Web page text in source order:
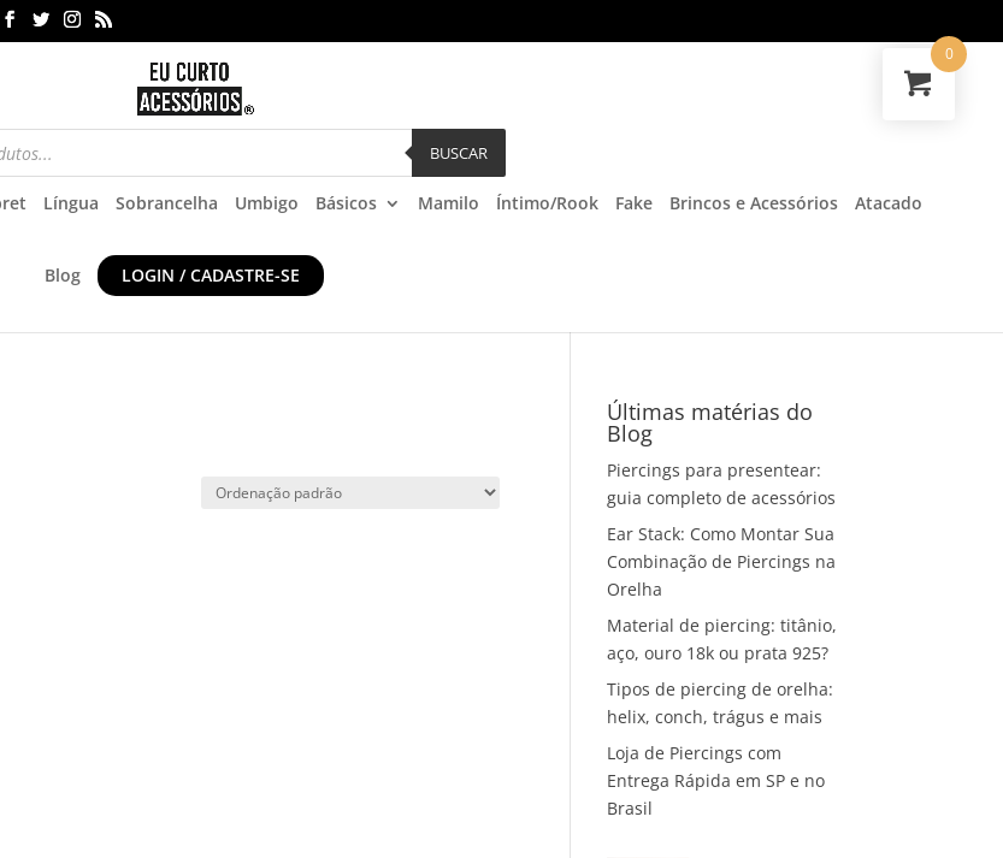
BUSCAR
Língua Sobrancelha Umbigo Básicos Mamilo Íntimo/Rook Fake Brincos e Acessórios Atacado
Blog LOGIN / CADASTRE-SE
Últimas matérias do
Blog
Piercings para presentear:
guia completo de acessórios
Ear Stack: Como Montar Sua
Combinação de Piercings na
Orelha
Material de piercing: titânio,
aço, ouro 18k ou prata 925?
Tipos de piercing de orelha:
helix, conch, trágus e mais
Loja de Piercings com
Entrega Rápida em SP e no
Brasil
0